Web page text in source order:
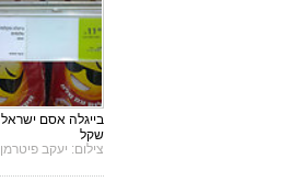
שקל
צילום: יעקב פיטרמן